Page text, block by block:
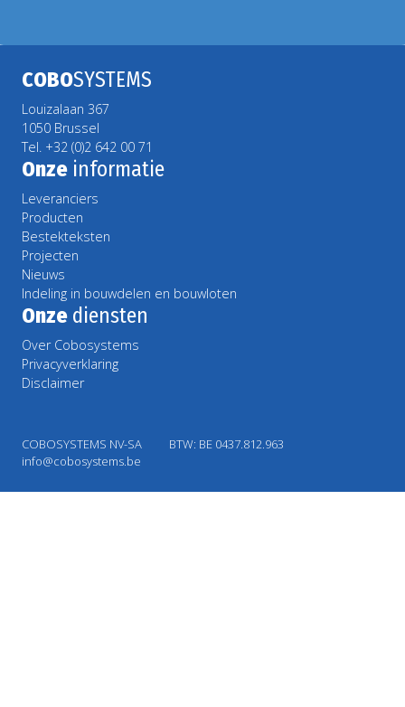
COBOSYSTEMS
Louizalaan 367
1050 Brussel
Tel. +32 (0)2 642 00 71
Onze informatie
Leveranciers
Producten
Bestekteksten
Projecten
Nieuws
Indeling in bouwdelen en bouwloten
Onze diensten
Over Cobosystems
Privacyverklaring
Disclaimer
COBOSYSTEMS NV-SA
BTW: BE 0437.812.963
info@cobosystems.be